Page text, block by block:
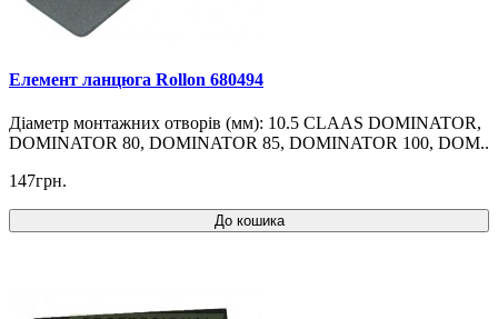
Елемент ланцюга Rollon 680494
Діаметр монтажних отворів (мм): 10.5 CLAAS DOMINATOR,
DOMINATOR 80, DOMINATOR 85, DOMINATOR 100, DOM..
147грн.
До кошика